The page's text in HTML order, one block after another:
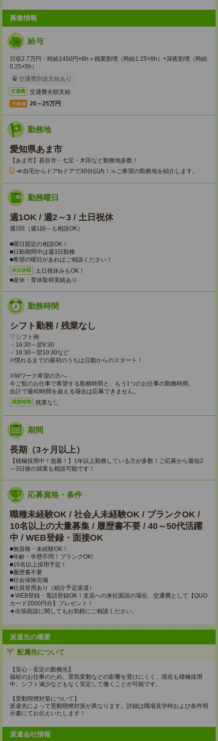
募集情報
給与
日収2.7万円：時給1450円×8h＋残業割増（時給1.25×8h）+深夜割増（時給
0.25×5h）
交通費別途支給あり
交通費 交通費全額支給
月収例 20～25万円
勤務地
愛知県あま市
【あま市】甚目寺・七宝・木田など勤務地多数！
≪自宅からドアtoドアで30分以内！≫ご希望の勤務地を紹介します。
勤務曜日
週1OK / 週2～3 / 土日祝休
週2回（週1回～も相談OK）
■曜日固定の相談OK！
■日勤期間中は週3日勤務
■希望の曜日があればご相談ください！
休日休暇
土日祝休みもOK！
■産休・育休取得実績あり
勤務時間
シフト勤務 / 残業なし
▽シフト例
・16:30～翌9:30
・16:30～翌10:30など
※慣れるまでの最初のうちは日勤からのスタート！
※Wワーク希望の方へ
今ご覧のお仕事で希望する勤務時間と、もう1つのお仕事の勤務時間。
合計で週40時間を超える場合は応募できません。
残業時間 残業なし
期間
長期（3ヶ月以上）
【積極採用中！急募！】1年以上勤務している方が多数！ご応募から最短2
～3日後の就業も相談可能です！
応募資格・条件
職種未経験OK / 社会人未経験OK / ブランクOK /
10名以上の大量募集 / 履歴書不要 / 40～50代活躍
中 / WEB登録・面接OK
■無資格・未経験OK！
■年齢・学歴不問！ブランクOK!
■10名以上採用予定！
■履歴書不要
■社会保険完備
■社員登用あり（紹介予定派遣）
★WEB登録・電話登録OK！支店への来社面談の場合、交通費として【QUO
カード2000円分】プレゼント！
★出張面談に関してもお気軽にご相談ください。
派遣先の概要
配属先について
【安心・安定の勤務先】
福祉のお仕事のため、景気変動などの影響を受けにくく、現在も積極採用
中。シフト減少などもなく安定して働くことが可能です。
【受動喫煙対策について】
派遣先によって受動喫煙対策が異なります。詳細は職場見学時および条件明
示書にてお伝えいたします！
派遣会社情報